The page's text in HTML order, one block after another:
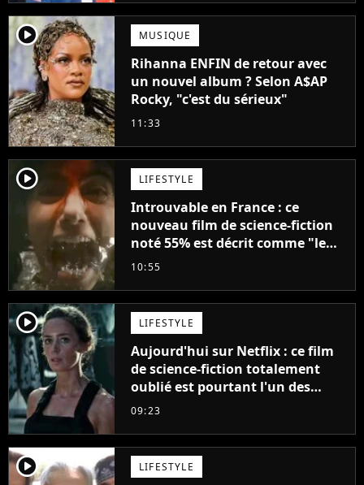
player2 MUSIQUE
Rihanna ENFIN de retour avec
un nouvel album ? Selon A$AP
Rocky, "c'est du sérieux"
11:33
player2 LIFESTYLE
Introuvable en France : ce
nouveau film de science-fiction
noté 55% est décrit comme "le
plus stupide de l'année"
10:55
player2 LIFESTYLE
Aujourd'hui sur Netflix : ce film
de science-fiction totalement
oublié est pourtant l'un des
meilleurs des années 2010
09:23
player2 LIFESTYLE